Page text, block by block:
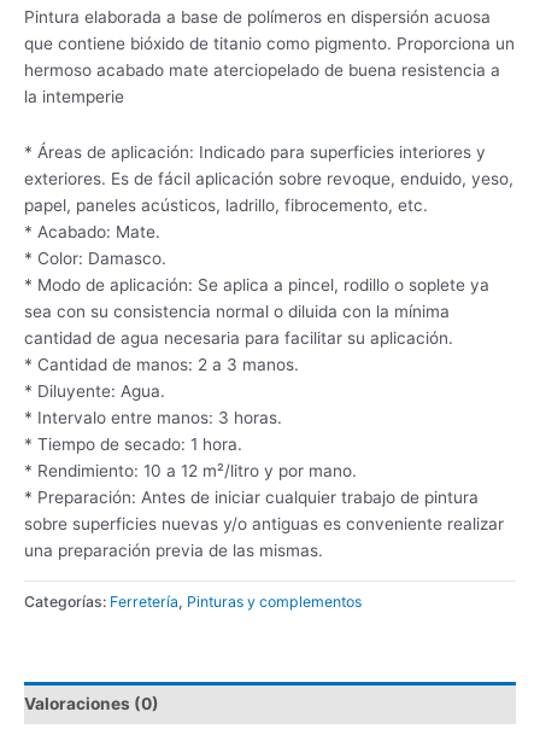
Pintura elaborada a base de polímeros en dispersión acuosa
que contiene bióxido de titanio como pigmento. Proporciona un
hermoso acabado mate aterciopelado de buena resistencia a
la intemperie
* Áreas de aplicación: Indicado para superficies interiores y
exteriores. Es de fácil aplicación sobre revoque, enduido, yeso,
papel, paneles acústicos, ladrillo, fibrocemento, etc.
* Acabado: Mate.
* Color: Damasco.
* Modo de aplicación: Se aplica a pincel, rodillo o soplete ya
sea con su consistencia normal o diluida con la mínima
cantidad de agua necesaria para facilitar su aplicación.
* Cantidad de manos: 2 a 3 manos.
* Diluyente: Agua.
* Intervalo entre manos: 3 horas.
* Tiempo de secado: 1 hora.
* Rendimiento: 10 a 12 m²/litro y por mano.
* Preparación: Antes de iniciar cualquier trabajo de pintura
sobre superficies nuevas y/o antiguas es conveniente realizar
una preparación previa de las mismas.
Categorías: Ferretería, Pinturas y complementos
Valoraciones (0)